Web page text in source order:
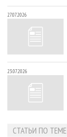
27.07.2026
23.07.2026
СТАТЬИ ПО ТЕМЕ